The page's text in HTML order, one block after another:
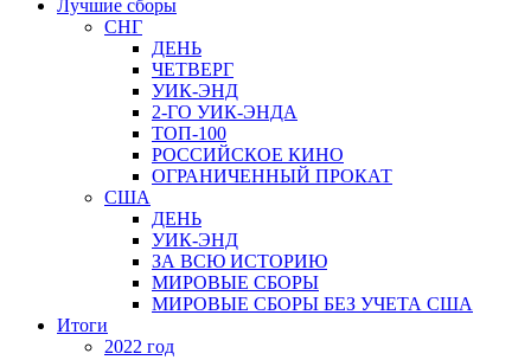
Лучшие сборы
СНГ
ДЕНЬ
ЧЕТВЕРГ
УИК-ЭНД
2-ГО УИК-ЭНДА
ТОП-100
РОССИЙСКОЕ КИНО
ОГРАНИЧЕННЫЙ ПРОКАТ
США
ДЕНЬ
УИК-ЭНД
ЗА ВСЮ ИСТОРИЮ
МИРОВЫЕ СБОРЫ
МИРОВЫЕ СБОРЫ БЕЗ УЧЕТА США
Итоги
2022 год